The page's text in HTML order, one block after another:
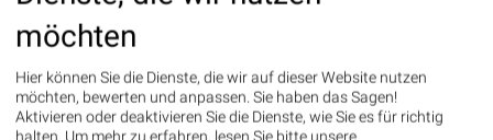
Brenntag und adidas
Deutsche Telekom : 5.63%
Henkel : 3.89%» Details
Zalando : 2.86%» Details
Fresenius Medical Care : 2.12%
Wie Bajaj Mobility AG, Marinomed
Biotech, Kapsch ...
Wie VIG, AT&S, Lenzing, CA Immo,
möchten
Hier können Sie die Dienste, die wir auf dieser Website nutzen
möchten, bewerten und anpassen. Sie haben das Sagen!
Aktivieren oder deaktivieren Sie die Dienste, wie Sie es für richtig